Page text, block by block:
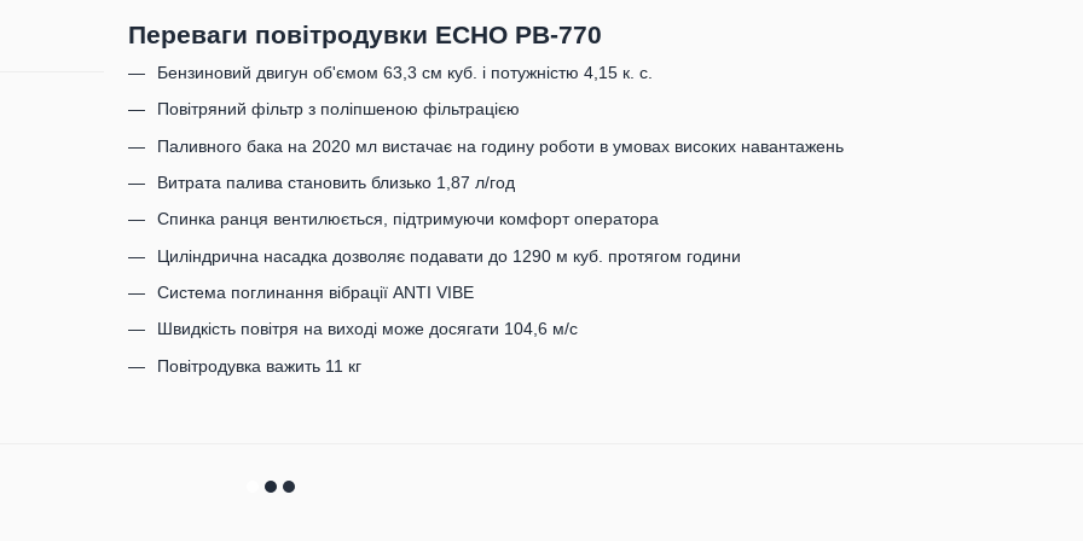
Переваги повітродувки ECHO PB-770
Бензиновий двигун об'ємом 63,3 см куб. і потужністю 4,15 к. с.
Повітряний фільтр з поліпшеною фільтрацією
Паливного бака на 2020 мл вистачає на годину роботи в умовах високих навантажень
Витрата палива становить близько 1,87 л/год
Спинка ранця вентилюється, підтримуючи комфорт оператора
Циліндрична насадка дозволяє подавати до 1290 м куб. протягом години
Система поглинання вібрації ANTI VIBE
Швидкість повітря на виході може досягати 104,6 м/с
Повітродувка важить 11 кг